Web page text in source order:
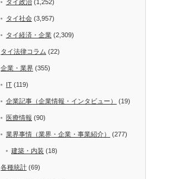
タイ政治 (1,252)
タイ社会 (3,957)
タイ経済・企業 (2,309)
タイ法律コラム (22)
企業・業界 (355)
IT (119)
企業記事（企業情報・インタビュー） (19)
医療情報 (90)
業界事情（業界・企業・事業紹介） (277)
建築・内装 (18)
各種統計 (69)